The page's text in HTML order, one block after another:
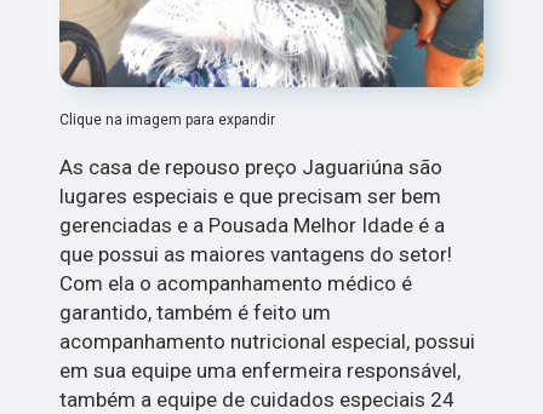
Clique na imagem para expandir
As casa de repouso preço Jaguariúna são
lugares especiais e que precisam ser bem
gerenciadas e a Pousada Melhor Idade é a
que possui as maiores vantagens do setor!
Com ela o acompanhamento médico é
garantido, também é feito um
acompanhamento nutricional especial, possui
em sua equipe uma enfermeira responsável,
também a equipe de cuidados especiais 24